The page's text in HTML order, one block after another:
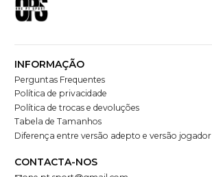
INFORMAÇÃO
Perguntas Frequentes
Política de privacidade
Política de trocas e devoluções
Tabela de Tamanhos
Diferença entre versão adepto e versão jogador
CONTACTA-NOS